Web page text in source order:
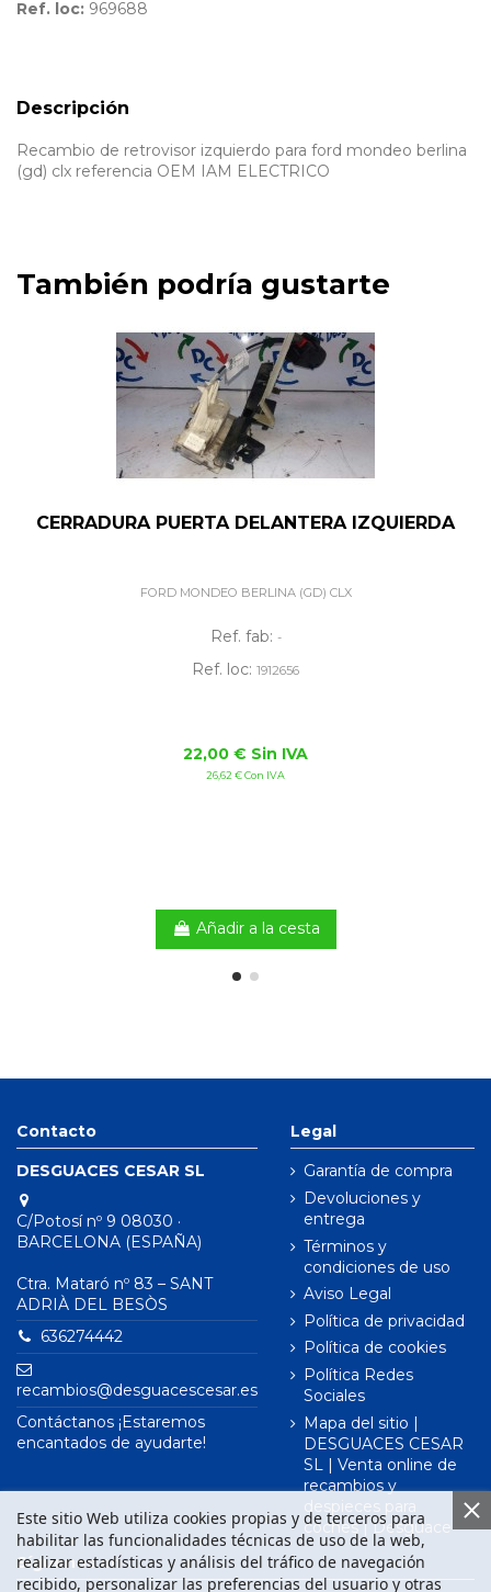
Ref. loc: 969688
Descripción
Recambio de retrovisor izquierdo para ford mondeo berlina
(gd) clx referencia OEM IAM ELECTRICO
También podría gustarte
CERRADURA PUERTA DELANTERA IZQUIERDA
FORD MONDEO BERLINA (GD) CLX
Ref. fab: -
Ref. loc: 1912656
22,00 € Sin IVA
26,62 € Con IVA
Añadir a la cesta
Contacto
DESGUACES CESAR SL
C/Potosí nº 9 08030 ·
BARCELONA (ESPAÑA)
Ctra. Mataró nº 83 – SANT
ADRIÀ DEL BESÒS
636274442
recambios@desguacescesar.es
Contáctanos ¡Estaremos
encantados de ayudarte!
Legal
Garantía de compra
Devoluciones y
entrega
Términos y
condiciones de uso
Aviso Legal
Política de privacidad
Política de cookies
Política Redes
Sociales
Mapa del sitio |
DESGUACES CESAR
SL | Venta online de
recambios y
despieces para
coches | Desguace
Este sitio Web utiliza cookies propias y de terceros para
habilitar las funcionalidades técnicas de uso de la web,
realizar estadísticas y análisis del tráfico de navegación
recibido, personalizar las preferencias del usuario y otras
Síguenos en